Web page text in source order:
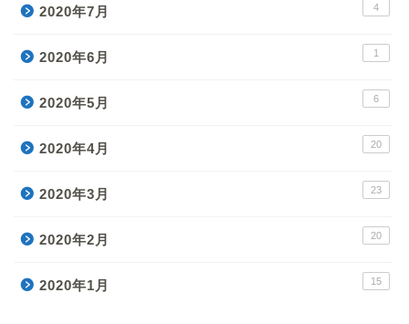
2020年7月 4
2020年6月 1
2020年5月 6
2020年4月 20
2020年3月 23
2020年2月 20
2020年1月 15